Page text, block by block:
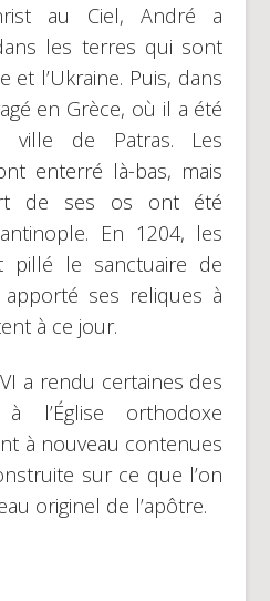
au Ciel, André a
les terres qui sont
et l’Ukraine. Puis, dans
en Grèce, où il a été
ville de Patras. Les
enterré là-bas, mais
de ses os ont été
En 1204, les
pillé le sanctuaire de
ses reliques à
à ce jour.
a rendu certaines des
l’Église orthodoxe
à nouveau contenues
sur ce que l’on
originel de l’apôtre.